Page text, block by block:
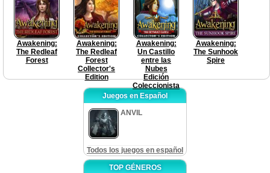
Awakening:
The Redleaf
Forest
Awakening:
The Redleaf
Forest
Collector's
Edition
Awakening:
Un Castillo
entre las
Nubes
Edición
Coleccionista
Awakening:
The Sunhook
Spire
Juegos en Español
ANVIL
Todos los juegos en español
TOP GÉNEROS